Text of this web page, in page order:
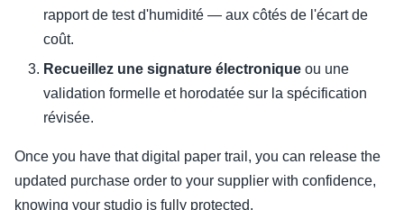
rapport de test d'humidité — aux côtés de l'écart de
coût.
Recueillez une signature électronique ou une
validation formelle et horodatée sur la spécification
révisée.
Once you have that digital paper trail, you can release the
updated purchase order to your supplier with confidence,
knowing your studio is fully protected.